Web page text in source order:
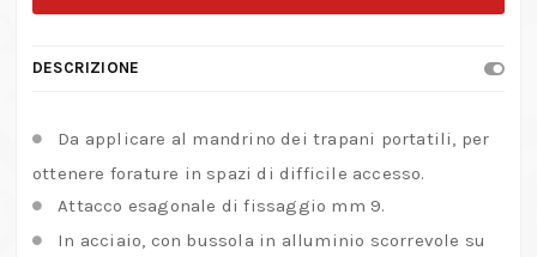
per
con
3/8
–
24
quantità
DESCRIZIONE
Da applicare al mandrino dei trapani portatili, per
ottenere forature in spazi di difficile accesso.
Attacco esagonale di fissaggio mm 9.
In acciaio, con bussola in alluminio scorrevole su